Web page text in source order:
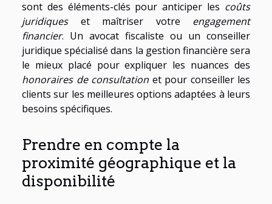
sont des éléments-clés pour anticiper les coûts
juridiqueset maîtriser votre engagement
financier. Un avocat fiscaliste ou un conseiller
juridique spécialisé dans la gestion financière sera
le mieux placé pour expliquer les nuances des
honoraires de consultation et pour conseiller les
clients sur les meilleures options adaptées à leurs
besoins spécifiques.
Prendre en compte la
proximité géographique et la
disponibilité